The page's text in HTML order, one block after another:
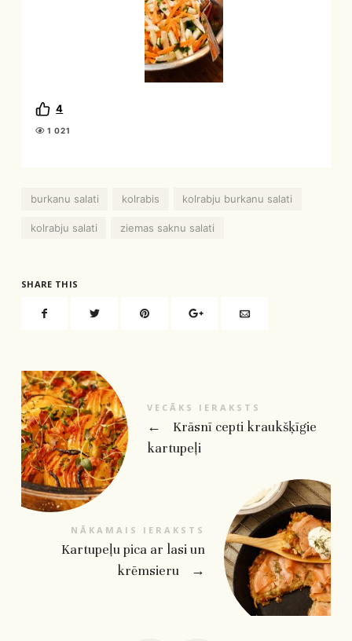
4
1 021
burkanu salati kolrabis kolrabju burkanu salati
kolrabju salati ziemas saknu salati
SHARE THIS
VECĀKS IERAKSTS
←
Krāsnī cepti kraukšķīgie
kartupeļi
NĀKAMAIS IERAKSTS
Kartupeļu pica ar lasi un
krēmsieru
→